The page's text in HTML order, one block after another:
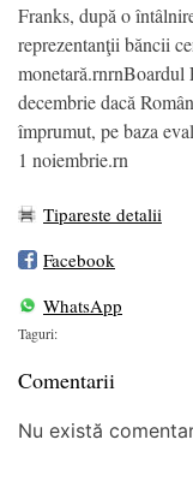
Franks, după o
reprezentanţii băncii
monetară.rnrnBoardul
decembrie dacă
împrumut, pe baza
1 noiembrie.rn
Tipareste detalii
Facebook
WhatsApp
Taguri:
Comentarii
Nu există